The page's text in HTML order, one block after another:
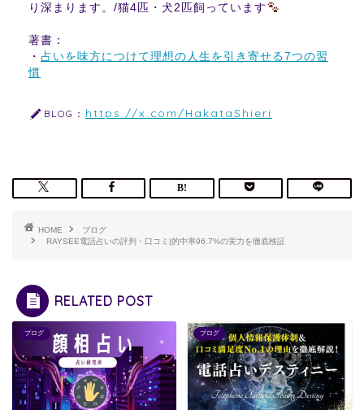
り深まります。/猫4匹・犬2匹飼っています
著書：
・ 占いを味方につけて理想の人生を引き寄せる7つの習
慣
BLOG： https://x.com/HakataShieri
HOME
ブログ
RAYSEE電話占いの評判・口コミ|的中率96.7%の実力を徹底検証
RELATED POST
ブログ ブログ